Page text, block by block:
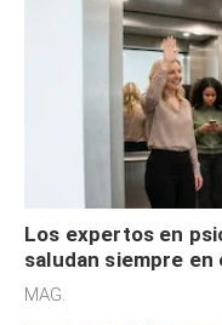
Los expertos en
saludan siempre en
defensiva y tienen
MAG.